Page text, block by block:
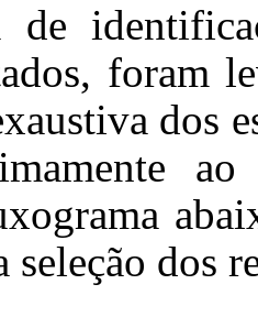
de
foram
dos
seleção dos